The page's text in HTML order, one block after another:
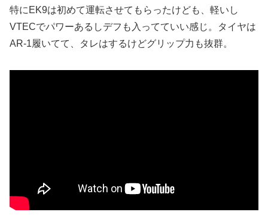
特にEK9は初めて運転させてもらったけども、軽いし
VTECでパワーあるしデフも入ってていい感じ。タイヤは
AR-1履いてて、タレはするけどグリップ力も抜群。